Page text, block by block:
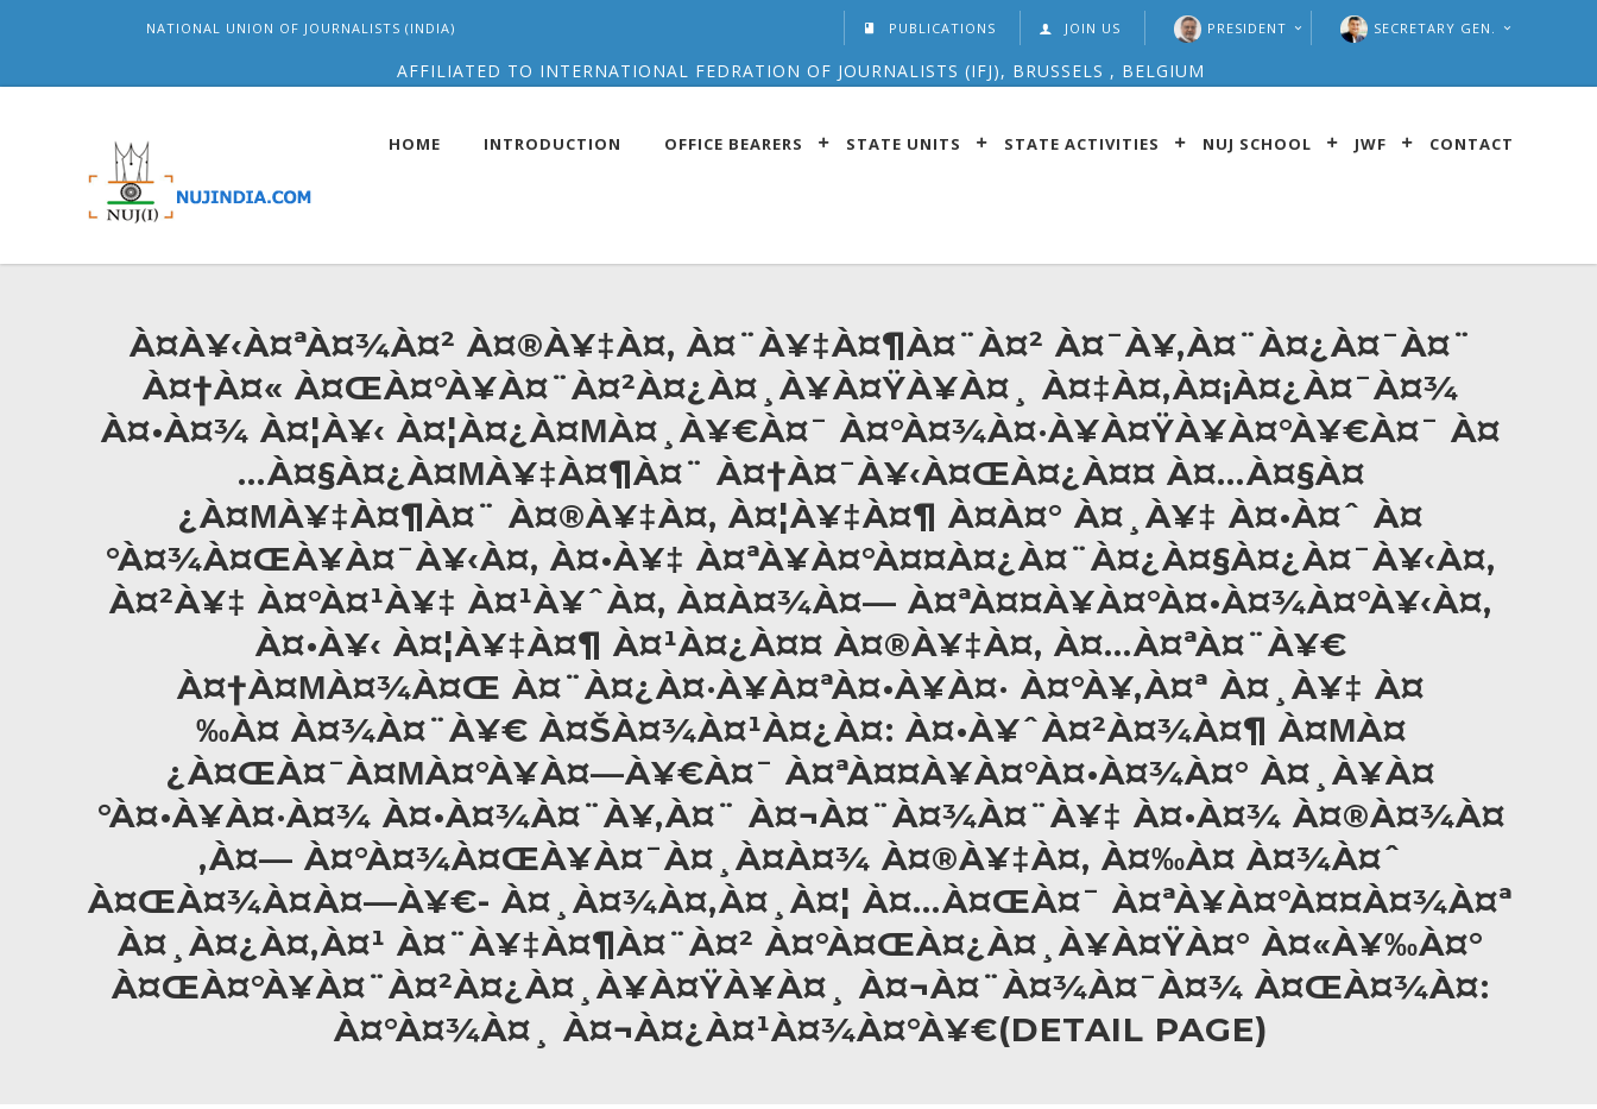
NATIONAL UNION OF JOURNALISTS (INDIA) PUBLICATIONS JOIN US PRESIDENT SECRETARY GEN.
AFFILIATED TO INTERNATIONAL FEDRATION OF JOURNALISTS (IFJ), BRUSSELS , BELGIUM
HOME INTRODUCTION OFFICE BEARERS STATE UNITS STATE ACTIVITIES NUJ SCHOOL JWF CONTACT
À¤­À¥‹À¤ªÀ¤¾À¤² À¤®À¥‡À¤‚ À¤¨À¥‡À¤¶À¤¨À¤² À¤¯À¥‚À¤¨À¤¿À¤¯À¤¨
À¤†À¤« À¤ŒÀ¤°À¥À¤¨À¤²À¤¿À¤¸À¥À¤ŸÀ¥À¤¸ À¤‡À¤‚À¤¡À¤¿À¤¯À¤¾
À¤•À¤¾ À¤¦À¥‹ À¤¦À¤¿À¤ΜÀ¤¸À¥€À¤¯ À¤°À¤¾À¤·À¥À¤ŸÀ¥À¤°À¥€À¤¯ À¤
…À¤§À¤¿À¤ΜÀ¥‡À¤¶À¤¨ À¤†À¤¯À¥‹À¤ŒÀ¤¿À¤¤ À¤…À¤§À¤
¿À¤ΜÀ¥‡À¤¶À¤¨ À¤®À¥‡À¤‚ À¤¦À¥‡À¤¶ À¤­À¤° À¤¸À¥‡ À¤•À¤ˆ À¤
°À¤¾À¤ŒÀ¥À¤¯À¥‹À¤‚ À¤•À¥‡ À¤ªÀ¥À¤°À¤¤À¤¿À¤¨À¤¿À¤§À¤¿À¤¯À¥‹À¤‚
À¤²À¥‡ À¤°À¤¹À¥‡ À¤¹À¥ˆÀ¤‚ À¤­À¤¾À¤— À¤ªÀ¤¤À¥À¤°À¤•À¤¾À¤°À¥‹À¤‚
À¤•À¥‹ À¤¦À¥‡À¤¶ À¤¹À¤¿À¤¤ À¤®À¥‡À¤‚ À¤…À¤ªÀ¤¨À¥€
À¤†À¤ΜÀ¤¾À¤Œ À¤¨À¤¿À¤·À¥À¤ªÀ¤•À¥À¤· À¤°À¥‚À¤ª À¤¸À¥‡ À¤
‰À¤ À¤¾À¤¨À¥€ À¤ŠÀ¤¾À¤¹À¤¿À¤: À¤•À¥ˆÀ¤²À¤¾À¤¶ À¤ΜÀ¤
¿À¤ŒÀ¤¯À¤ΜÀ¤°À¥À¤—À¥€À¤¯ À¤ªÀ¤¤À¥À¤°À¤•À¤¾À¤° À¤¸À¥À¤
°À¤•À¥À¤·À¤¾ À¤•À¤¾À¤¨À¥‚À¤¨ À¤¬À¤¨À¤¾À¤¨À¥‡ À¤•À¤¾ À¤®À¤¾À¤
‚À¤— À¤°À¤¾À¤ŒÀ¥À¤¯À¤¸À¤­À¤¾ À¤®À¥‡À¤‚ À¤‰À¤ À¤¾À¤ˆ
À¤ŒÀ¤¾À¤À¤—À¥€- À¤¸À¤¾À¤‚À¤¸À¤¦ À¤…À¤ŒÀ¤¯ À¤ªÀ¥À¤°À¤¤À¤¾À¤ª
À¤¸À¤¿À¤‚À¤¹ À¤¨À¥‡À¤¶À¤¨À¤² À¤°À¤ŒÀ¤¿À¤¸À¥À¤ŸÀ¤° À¤«À¥‰À¤°
À¤ŒÀ¤°À¥À¤¨À¤²À¤¿À¤¸À¥À¤ŸÀ¥À¤¸ À¤¬À¤¨À¤¾À¤¯À¤¾ À¤ŒÀ¤¾À¤:
À¤°À¤¾À¤¸ À¤¬À¤¿À¤¹À¤¾À¤°À¥€(DETAIL PAGE)